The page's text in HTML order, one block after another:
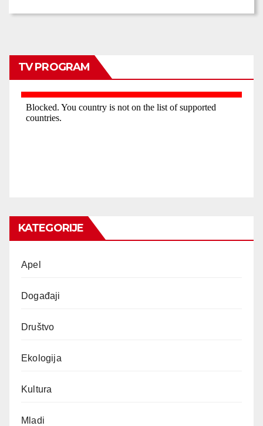
TV PROGRAM
KATEGORIJE
Apel
Događaji
Društvo
Ekologija
Kultura
Mladi